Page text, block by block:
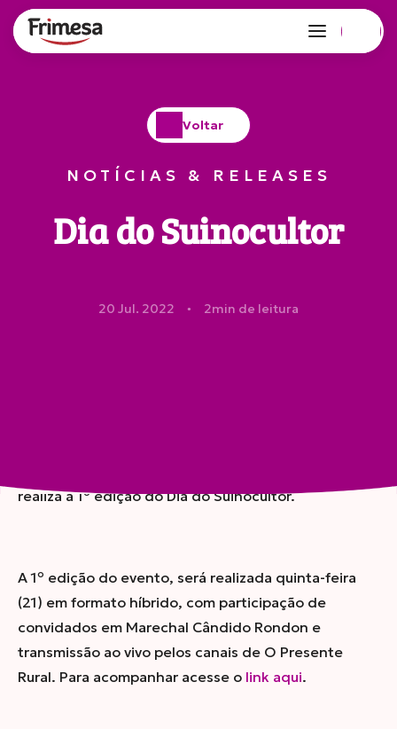
Voltar
NOTÍCIAS & RELEASES
Dia do Suinocultor
20 Jul. 2022 ● 2min de leitura
realiza a 1º edição do Dia do Suinocultor.
A 1º edição do evento, será realizada quinta-feira
(21) em formato híbrido, com participação de
convidados em Marechal Cândido Rondon e
transmissão ao vivo pelos canais de O Presente
Rural. Para acompanhar acesse o link aqui.